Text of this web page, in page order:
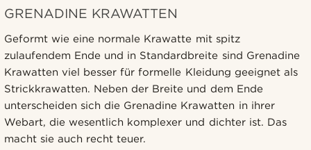
GRENADINE KRAWATTEN
Geformt wie eine normale Krawatte mit spitz
zulaufendem Ende und in Standardbreite sind Grenadine
Krawatten viel besser für formelle Kleidung geeignet als
Strickkrawatten. Neben der Breite und dem Ende
unterscheiden sich die Grenadine Krawatten in ihrer
Webart, die wesentlich komplexer und dichter ist. Das
macht sie auch recht teuer.